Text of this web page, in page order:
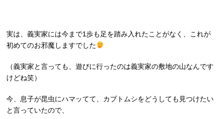
実は、義実家には今まで1歩も足を踏み入れたことがなく、これが
初めてのお邪魔しますでした
（義実家と言っても、遊びに行ったのは義実家の敷地の山なんです
けどね笑）
今、息子が昆虫にハマッてて、カブトムシをどうしても見つけたい
と言っていたので、